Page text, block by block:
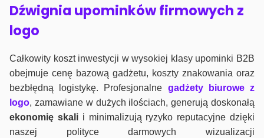
Dźwignia upominków firmowych z
logo
Całkowity koszt inwestycji w wysokiej klasy upominki B2B
obejmuje cenę bazową gadżetu, koszty znakowania oraz
bezbłędną logistykę. Profesjonalne gadżety biurowe z
logo, zamawiane w dużych ilościach, generują doskonałą
ekonomię skalii minimalizują ryzyko reputacyjne dzięki
naszej polityce darmowych wizualizacji